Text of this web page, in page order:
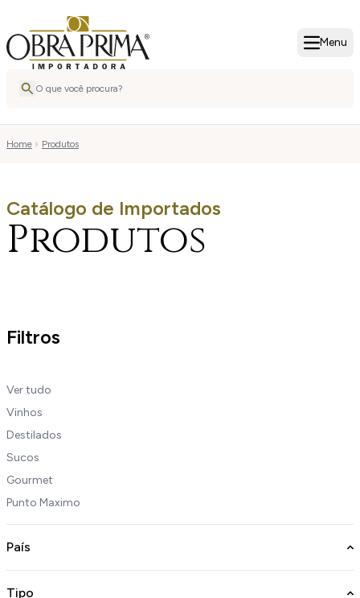
Menu
Home Produtos
Catálogo de Importados
Produtos
Filtros
Ver tudo
Vinhos
Destilados
Sucos
Gourmet
Punto Maximo
País
Tipo